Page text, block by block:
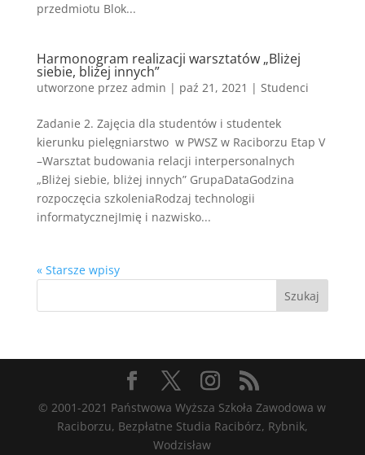
przedmiotu Blok...
Harmonogram realizacji warsztatów „Bliżej
siebie, bliżej innych”
utworzone przez admin | paź 21, 2021 | Studenci
Zadanie 2. Zajęcia dla studentów i studentek
kierunku pielęgniarstwo w PWSZ w Raciborzu Etap V
–Warsztat budowania relacji interpersonalnych
„Bliżej siebie, bliżej innych” GrupaDataGodzina
rozpoczęcia szkoleniaRodzaj technologii
informatycznejImię i nazwisko...
« Starsze wpisy
© 2001-2021 Państwowa Wyższa Szkoła Zawodowa w
Raciborzu, Bezpłatne Studia Racibórz, Rybnik,
Wodzisław